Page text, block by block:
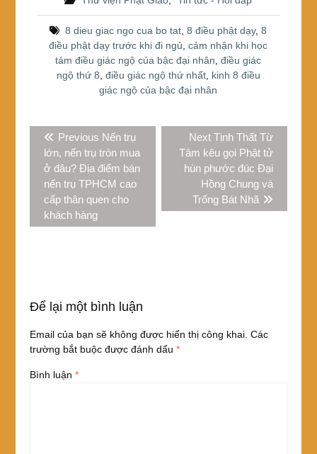
b
o
o
st
e
8 dieu giac ngo cua bo tat ,8 điều phật dạy,8
điều phật dạy trước khi đi ngủ ,cảm nhận khi học
tám điều giác ngộ của bậc đại nhân ,điều giác
ngộ thứ 8 điều giác ngộ thứ nhất, kinh 8 điều
giác ngộ của bậc đại nhân
hướng
bài
viết
Previous Previous
post:
Nến trụ
lớn, nến trụ tròn mua
ở đâu? Địa điểm bán
nến trụ TPHCM cao
cấp thân quen cho
khách hàng
Next Next
post:
Tịnh Thất Từ
Tâm kêu gọi Phật tử
hùn phước đúc Đại
Hồng Chung và
Trống Bát Nhã
Để lại một bình luận
Email của bạn sẽ không được hiển thị công khai. Các
trường bắt buộc được đánh dấu *
Bình luận *